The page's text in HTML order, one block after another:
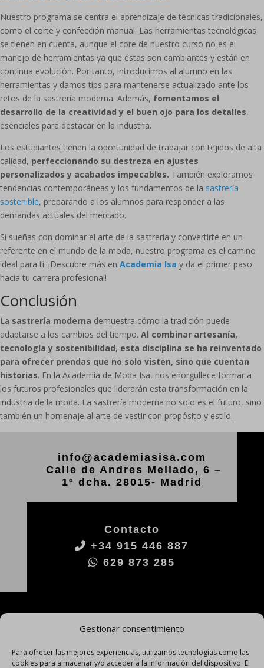
Gestionar consentimiento
Para ofrecer las mejores experiencias, utilizamos tecnologías como las
cookies para almacenar y/o acceder a la información del dispositivo. El
Nuestro programa se centra el aprendizaje de técnicas tradicionales,
como el corte y confección manual. Las herramientas tecnológicas
se tienen en cuenta, aunque el core de nuestro curso no es el
manejo de herramientas ya que éstas son cambiantes y están en
continua evolución. Por tanto, introducimos al alumno en las
herramientas y damos tips para mantenerse actualizado ante los
retos de la sastrería moderna. Además, fomentamos el
desarrollo de la creatividad y el buen ojo para los detalles,
esenciales para destacar en la industria.
Los estudiantes tienen la oportunidad de trabajar con tejidos de alta
calidad, perfeccionando su destreza en ajustes
personalizados y acabados impecables. También exploramos
tendencias contemporáneas y los fundamentos de la sastrería
sostenible, preparando a los alumnos para responder a las
demandas actuales del mercado.
Si sueñas con dominar el arte de la sastrería y convertirte en un
referente en el mundo de la moda, nuestro programa es el camino
ideal para ti. ¡Descubre más en Academia Isa y da el primer paso
hacia tu carrera profesional!
Conclusión
La sastrería moderna demuestra cómo la tradición puede
adaptarse a los cambios del tiempo. Al combinar artesanía,
tecnología y sostenibilidad, esta disciplina se ha reinventado
para ofrecer prendas que no solo visten, sino que cuentan
historias. En la Academia de Moda Isa, nos enorgullece formar a
los futuros profesionales que liderarán esta transformación en la
industria de la moda. La sastrería moderna no solo es el futuro, sino
también un homenaje al arte de vestir con propósito y estilo.
info@academiasisa.com
Calle de Andres Mellado, 6 –
1º dcha. 28015- Madrid
Contacto
+34 915 446 887
629 873 285